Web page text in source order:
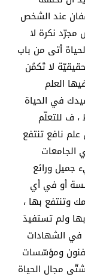
عند الشخص
نكرة لا
أتى من باب
لا تَكمُن
العلم
في الحياة
، ف للتعلّم
نافع تنتفع
الجامعات
جميل ورائع
أو في أي
وتنتفع بها ،
ولم تستفيدَ
في الشهادات
ومؤسّسات
مجال الحياة